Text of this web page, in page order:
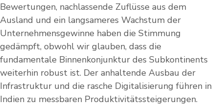
Bewertungen, nachlassende Zuflüsse aus dem
Ausland und ein langsameres Wachstum der
Unternehmensgewinne haben die Stimmung
gedämpft, obwohl wir glauben, dass die
fundamentale Binnenkonjunktur des Subkontinents
weiterhin robust ist. Der anhaltende Ausbau der
Infrastruktur und die rasche Digitalisierung führen in
Indien zu messbaren Produktivitätssteigerungen.